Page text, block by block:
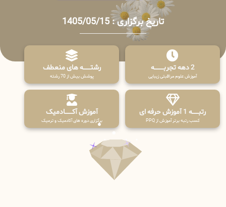
تاریخ برگزاری : 1405/05/15
2 دهه تجربـــــــــه
آموزش علوم مراقبتی زیبایی
رشتـــــــه های منعطف
پوشش بیش از 70 رشته
رتبــــــه 1 آموزش حرفه ای
کسب رتبه برتر آموزش از PPQ
آموزش آکـــــــادمیک
برگزاری دوره های آکادمیک و ترمیک